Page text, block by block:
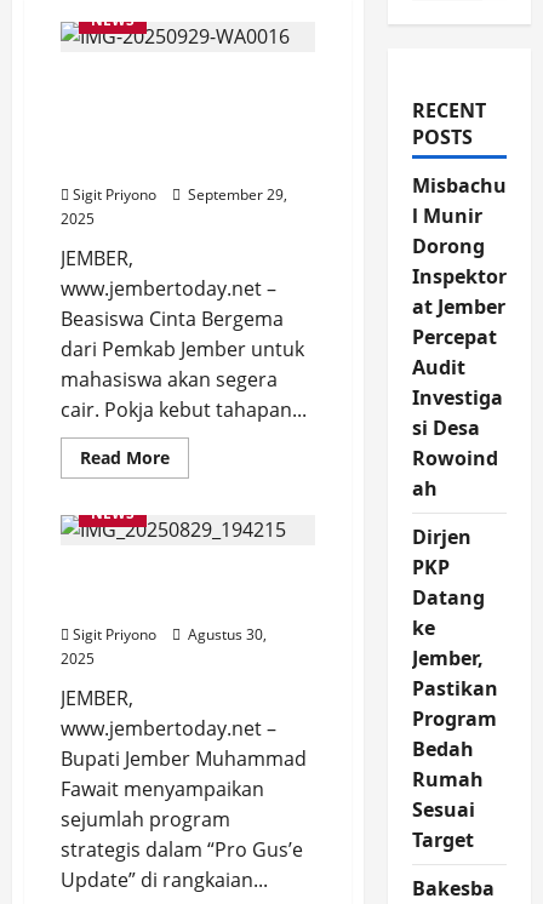
NEWS
Sigit Priyono
September 29,
2025
JEMBER,
www.jembertoday.net –
Beasiswa Cinta Bergema
dari Pemkab Jember untuk
mahasiswa akan segera
cair. Pokja kebut tahapan...
Read MoreRead
more
Cinta
Bergema
Pokja
Kebut,
NEWS
Sigit Priyono
Agustus 30,
2025
JEMBER,
www.jembertoday.net –
Bupati Jember Muhammad
Fawait menyampaikan
sejumlah program
strategis dalam “Pro Gus’e
Update” di rangkaian...
RECENT
POSTS
Misbachu
l Munir
Dorong
Inspektor
at Jember
Percepat
Audit
Investiga
si Desa
Rowoind
ah
Dirjen
PKP
Datang
ke
Jember,
Pastikan
Program
Bedah
Rumah
Sesuai
Target
Bakesba